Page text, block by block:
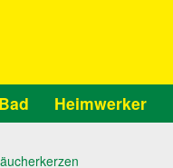
Heimwerker